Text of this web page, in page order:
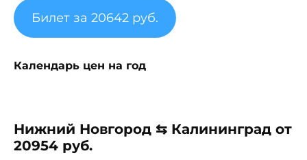
Билет за 20642 руб.
Календарь цен на год
Нижний Новгород ⇆ Калининград от
20954 руб.